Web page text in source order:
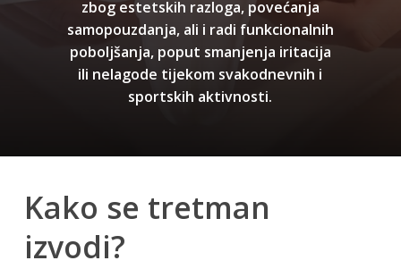
zbogestetskih razloga, povećanja
samopouzdanja, ali i radi funkcionalnih
poboljšanja, poput smanjenja iritacija
ili nelagode tijekom svakodnevnih i
sportskih aktivnosti.
Kako se tretman
izvodi?